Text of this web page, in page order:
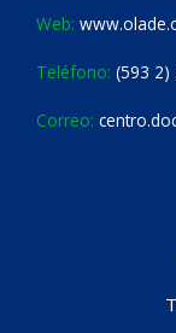
Web:
Teléfono: (593 2)
Correo: